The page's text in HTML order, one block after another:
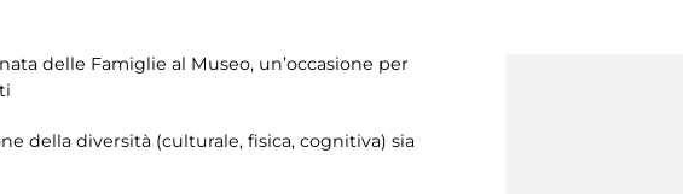
delle Famiglie al Museo, un’occasione per
della diversità (culturale, fisica, cognitiva) sia